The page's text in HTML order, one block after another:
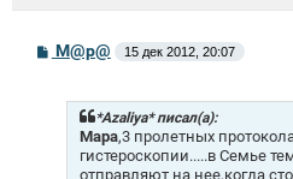
СМ@р@ 15 дек 2012, 20:07
*Azaliya* писал(а):
Мара,3 пролетных
гистероскопии.....в Семье
отправляют на нее,когда